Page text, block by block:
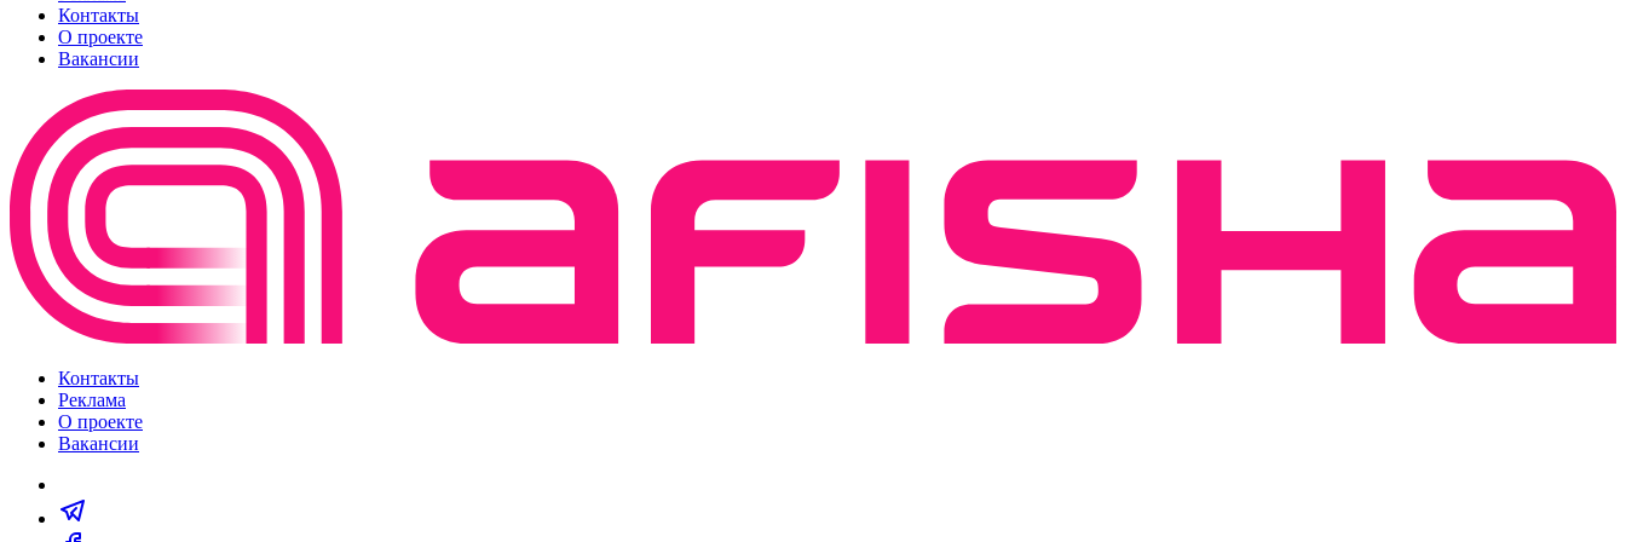
Контакты
О проекте
Вакансии
Контакты
Реклама
О проекте
Вакансии